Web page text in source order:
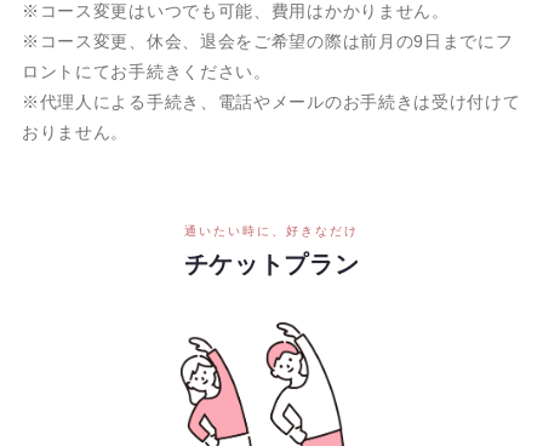
※コース変更はいつでも可能、費用はかかりません。
※コース変更、休会、退会をご希望の際は前月の9日までにフ
ロントにてお手続きください。
※代理人による手続き、電話やメールのお手続きは受け付けて
おりません。
通いたい時に、好きなだけ
チケットプラン